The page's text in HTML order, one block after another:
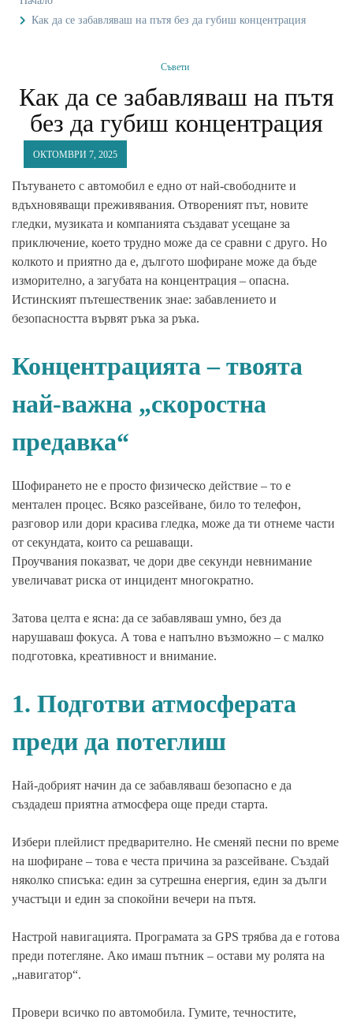
Как да се забавляваш на пътя без да губиш концентрация
Съвети
Как да се забавляваш на пътя
без да губиш концентрация
ОКТОМВРИ 7, 2025
Пътуването с автомобил е едно от най-свободните и
вдъхновяващи преживявания. Отвореният път, новите
гледки, музиката и компанията създават усещане за
приключение, което трудно може да се сравни с друго. Но
колкото и приятно да е, дългото шофиране може да бъде
изморително, а загубата на концентрация – опасна.
Истинският пътешественик знае: забавлението и
безопасността вървят ръка за ръка.
Концентрацията – твоята
най-важна „скоростна
предавка“
Шофирането не е просто физическо действие – то е
ментален процес. Всяко разсейване, било то телефон,
разговор или дори красива гледка, може да ти отнеме части
от секундата, които са решаващи.
Проучвания показват, че дори две секунди невнимание
увеличават риска от инцидент многократно.
Затова целта е ясна: да се забавляваш умно, без да
нарушаваш фокуса. А това е напълно възможно – с малко
подготовка, креативност и внимание.
1. Подготви атмосферата
преди да потеглиш
Най-добрият начин да се забавляваш безопасно е да
създадеш приятна атмосфера още преди старта.
Избери плейлист предварително. Не сменяй песни по време
на шофиране – това е честа причина за разсейване. Създай
няколко списъка: един за сутрешна енергия, един за дълги
участъци и един за спокойни вечери на пътя.
Настрой навигацията. Програмата за GPS трябва да е готова
преди потегляне. Ако имаш пътник – остави му ролята на
„навигатор“.
Провери всичко по автомобила. Гумите, течностите,